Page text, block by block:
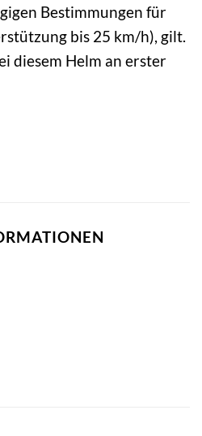
Bestimmungen für
bis 25 km/h), gilt.
diesem Helm an erster